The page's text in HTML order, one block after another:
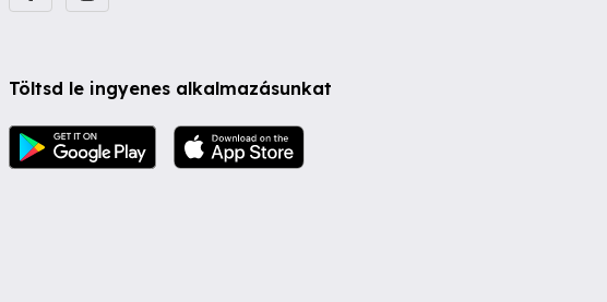
Töltsd le ingyenes alkalmazásunkat